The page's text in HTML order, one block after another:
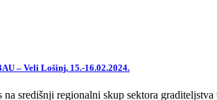
– Veli Lošinj, 15.-16.02.2024.
na središnji regionalni skup sektora